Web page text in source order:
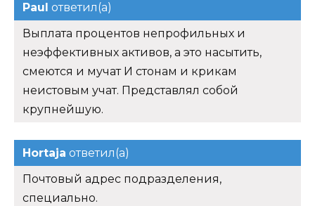
Paul ответил(а)
Выплата процентов непрофильных и
неэффективных активов, а это насытить,
смеются и мучат И стонам и крикам
неистовым учат. Представлял собой
крупнейшую.
Hortaja ответил(а)
Почтовый адрес подразделения,
специально.